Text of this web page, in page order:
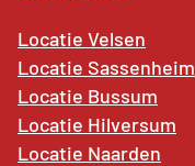
Locatie Velsen
Locatie Sassenheim
Locatie Bussum
Locatie Hilversum
Locatie Naarden